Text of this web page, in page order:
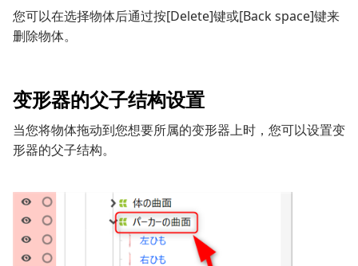
您可以在选择物体后通过按[Delete]键或[Back space]键来
删除物体。
变形器的父子结构设置
当您将物体拖动到您想要所属的变形器上时，您可以设置变
形器的父子结构。